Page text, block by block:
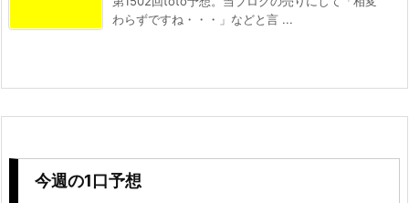
わらずですね・・・」などと言 ...
今週の1口予想